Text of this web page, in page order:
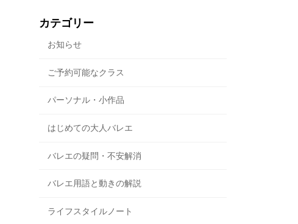
カテゴリー
お知らせ
ご予約可能なクラス
パーソナル・小作品
はじめての大人バレエ
バレエの疑問・不安解消
バレエ用語と動きの解説
ライフスタイルノート